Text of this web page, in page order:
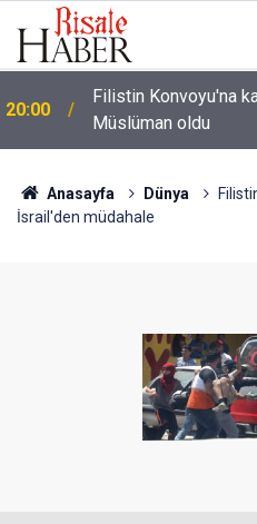
20:00
Filistin Konvoyu'na
Müslüman oldu
Anasayfa Dünya
İsrail'den müdahale